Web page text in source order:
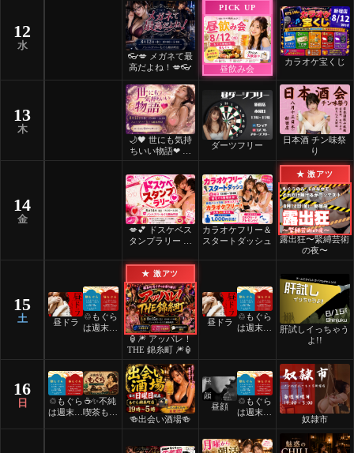
12
水
👓💋 メガネて最
高だよね！💋👓
PICK UP
昼飲み会
カラオケ宝くじ
13
木
🌙🖤 世にも気持
ちいい物語❤ 🖤
🌙
ダーツフリー
日本酒 チン味祭
り
14
金
💋💕 ドスケベス
タンプラリー 💕
カラオケフリー＆
スタートダッシュ
★ 激アツ
露出狂〜緊縛芸術
の夜〜
15
土 昼ドラ
♲もぐら
は週末祝
★ 激アツ
🏮🎆 アッパレ！
THE 錦糸町 🎆🏮
昼ドラ
♲もぐら
は週末祝
肝試しイっちゃう
よ!!
16
日
♲もぐら
は週末祝
☕️✨不純
喫茶もぐ
🍻出会い酒場🍻
昼顔
♲もぐら
は週末祝
奴隷市